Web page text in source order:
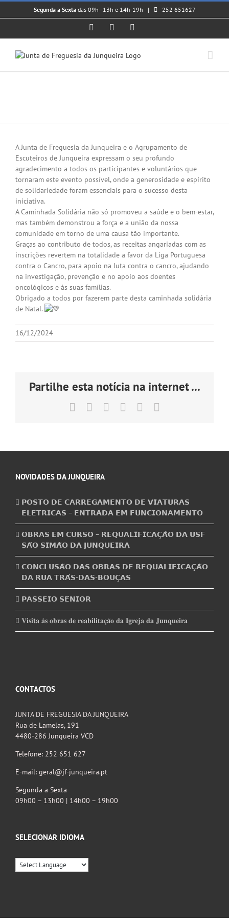
Skip
Segunda a Sextadas 09h–13h e 14h-19h | 252 651627
FacebookInstagram
A Junta de Freguesia da Junqueira e o Agrupamento de
Escuteiros de Junqueira expressam o seu profundo
agradecimento a todos os participantes e voluntários que
tornaram este evento possível, onde a generosidade e espírito
de solidariedade foram essenciais para o sucesso desta
iniciativa.
A Caminhada Solidária não só promoveu a saúde e o bem-estar,
mas também demonstrou a força e a união da nossa
comunidade em torno de uma causa tão importante.
Graças ao contributo de todos, as receitas angariadas com as
inscrições revertem na totalidade a favor da Liga Portuguesa
contra o Cancro, para apoio na luta contra o cancro, ajudando
na investigação, prevenção e no apoio aos doentes
oncológicos e às suas famílias.
Obrigado a todos por fazerem parte desta caminhada solidária
de Natal.
16/12/2024
Partilhe esta notícia na internet ...
Facebook LinkedInTumblrPinterest
publicado)
NOVIDADES DA JUNQUEIRA
𝗣𝗢𝗦𝗧𝗢 𝗗𝗘 𝗖𝗔𝗥𝗥𝗘𝗚𝗔𝗠𝗘𝗡𝗧𝗢 𝗗𝗘 𝗩𝗜𝗔𝗧𝗨𝗥𝗔𝗦
𝗘𝗟𝗘́𝗧𝗥𝗜𝗖𝗔𝗦 – 𝗘𝗡𝗧𝗥𝗔𝗗𝗔 𝗘𝗠 𝗙𝗨𝗡𝗖𝗜𝗢𝗡𝗔𝗠𝗘𝗡𝗧𝗢
𝗢𝗕𝗥𝗔𝗦 𝗘𝗠 𝗖𝗨𝗥𝗦𝗢 – 𝗥𝗘𝗤𝗨𝗔𝗟𝗜𝗙𝗜𝗖𝗔𝗖̧𝗔̃𝗢 𝗗𝗔 𝗨𝗦𝗙
𝗦𝗔̃𝗢 𝗦𝗜𝗠𝗔̃𝗢 𝗗𝗔 𝗝𝗨𝗡𝗤𝗨𝗘𝗜𝗥𝗔
𝗖𝗢𝗡𝗖𝗟𝗨𝗦𝗔̃𝗢 𝗗𝗔𝗦 𝗢𝗕𝗥𝗔𝗦 𝗗𝗘 𝗥𝗘𝗤𝗨𝗔𝗟𝗜𝗙𝗜𝗖𝗔𝗖̧𝗔̃𝗢
𝗗𝗔 𝗥𝗨𝗔 𝗧𝗥𝗔́𝗦-𝗗𝗔𝗦-𝗕𝗢𝗨𝗖̧𝗔𝗦
𝗣𝗔𝗦𝗦𝗘𝗜𝗢 𝗦𝗘́𝗡𝗜𝗢𝗥
𝐕𝐢𝐬𝐢𝐭𝐚 𝐚̀𝐬 𝐨𝐛𝐫𝐚𝐬 𝐝𝐞 𝐫𝐞𝐚𝐛𝐢𝐥𝐢𝐭𝐚𝐜̧𝐚̃𝐨 𝐝𝐚 𝐈𝐠𝐫𝐞𝐣𝐚 𝐝𝐚 𝐉𝐮𝐧𝐪𝐮𝐞𝐢𝐫𝐚
CONTACTOS
JUNTA DE FREGUESIA DA JUNQUEIRA
Rua de Lamelas, 191
4480-286 Junqueira VCD
Telefone: 252 651 627
E-mail: geral@jf-junqueira.pt
Segunda a Sexta
09h00 – 13h00 | 14h00 – 19h00
SELECIONAR IDIOMA